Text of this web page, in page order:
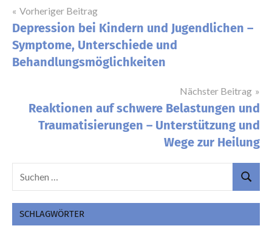
Beitragsnavigation
Vorheriger Beitrag
Depression bei Kindern und Jugendlichen –
Symptome, Unterschiede und
Behandlungsmöglichkeiten
Nächster Beitrag
Reaktionen auf schwere Belastungen und
Traumatisierungen – Unterstützung und
Wege zur Heilung
Suchen
SCHLAGWÖRTER